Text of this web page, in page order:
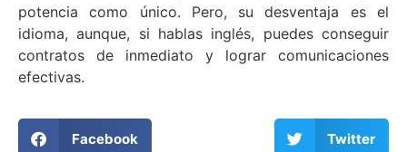
potencia como único. Pero, su desventaja es el
idioma, aunque, si hablas inglés, puedes conseguir
contratos de inmediato y lograr comunicaciones
efectivas.
Facebook Twitter